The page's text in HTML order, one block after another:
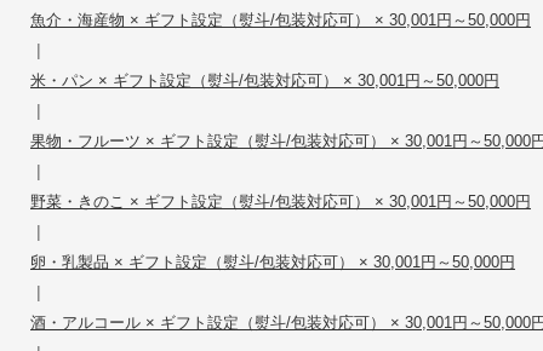
魚介・海産物 × ギフト設定（熨斗/包装対応可） × 30,001円～50,000円
|
米・パン × ギフト設定（熨斗/包装対応可） × 30,001円～50,000円
|
果物・フルーツ × ギフト設定（熨斗/包装対応可） × 30,001円～50,000
|
野菜・きのこ × ギフト設定（熨斗/包装対応可） × 30,001円～50,000円
|
卵・乳製品 × ギフト設定（熨斗/包装対応可） × 30,001円～50,000円
|
酒・アルコール × ギフト設定（熨斗/包装対応可） × 30,001円～50,000